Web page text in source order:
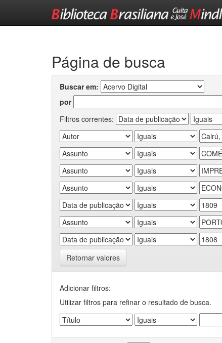
Página de busca
Buscar em:
por
Filtros correntes:
Retornar valores
Adicionar filtros:
Utilizar filtros para refinar o resultado de busca.